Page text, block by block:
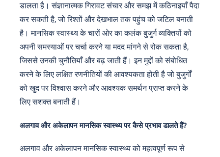
डालता है। संज्ञानात्मक गिरावट संचार और समझ में कठिनाइयाँ पैदा
कर सकती है, जो रिश्तों और देखभाल तक पहुंच को जटिल बनाती
है। मानसिक स्वास्थ्य के चारों ओर का कलंक बुजुर्ग व्यक्तियों को
अपनी समस्याओं पर चर्चा करने या मदद मांगने से रोक सकता है,
जिससे उनकी चुनौतियाँ और बढ़ जाती हैं। इन मुद्दों को संबोधित
करने के लिए लक्षित रणनीतियों की आवश्यकता होती है जो बुजुर्गों
को खुद पर विश्वास करने और आवश्यक समर्थन प्राप्त करने के
लिए सशक्त बनाती हैं।
अलगाव और अकेलापन मानसिक स्वास्थ्य पर कैसे प्रभाव डालते हैं?
अलगाव और अकेलापन मानसिक स्वास्थ्य को महत्वपूर्ण रूप से